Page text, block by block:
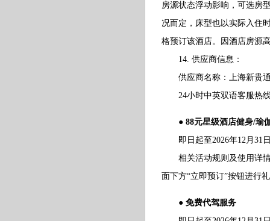
房源状态浮动影响，可选房
况而定，床型也以实际入住
格预订该酒店。因酒店房源
14. 供应商信息：
供应商名称：上海新贵通
24小时中英双语客服热线
● 88元星级酒店健身/瑜
即日起至2026年12月31日
相关活动规则及使用详情
面下方“立即预订”按钮进行
● 免费代驾服务